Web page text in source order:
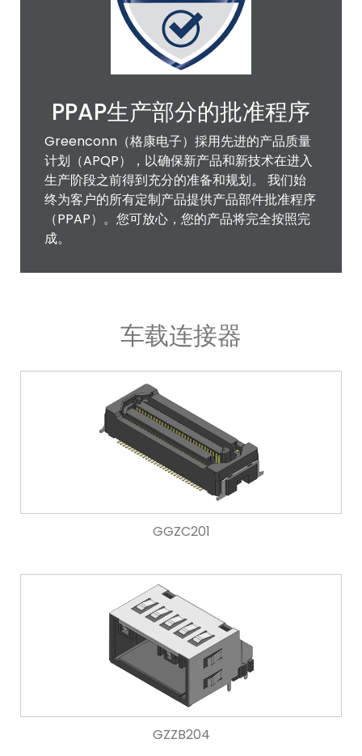
PPAP生产部分的批准程序
Greenconn（格康电子）採用先进的产品质量
计划（APQP），以确保新产品和新技术在进入
生产阶段之前得到充分的准备和规划。 我们始
终为客户的所有定制产品提供产品部件批准程序
（PPAP）。您可放心，您的产品将完全按照完
成。
车载连接器
GGZC201
GZZB204